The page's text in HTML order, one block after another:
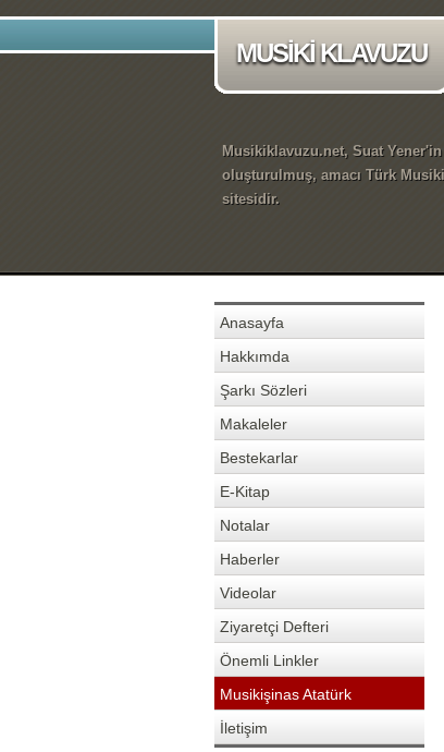
MUSİKİ KLAVUZU
Musikiklavuzu.net, Suat
oluşturulmuş, amacı Türk
sitesidir.
Anasayfa
Hakkımda
Şarkı Sözleri
Makaleler
Bestekarlar
E-Kitap
Notalar
Haberler
Videolar
Ziyaretçi Defteri
Önemli Linkler
Musikişinas Atatürk
İletişim